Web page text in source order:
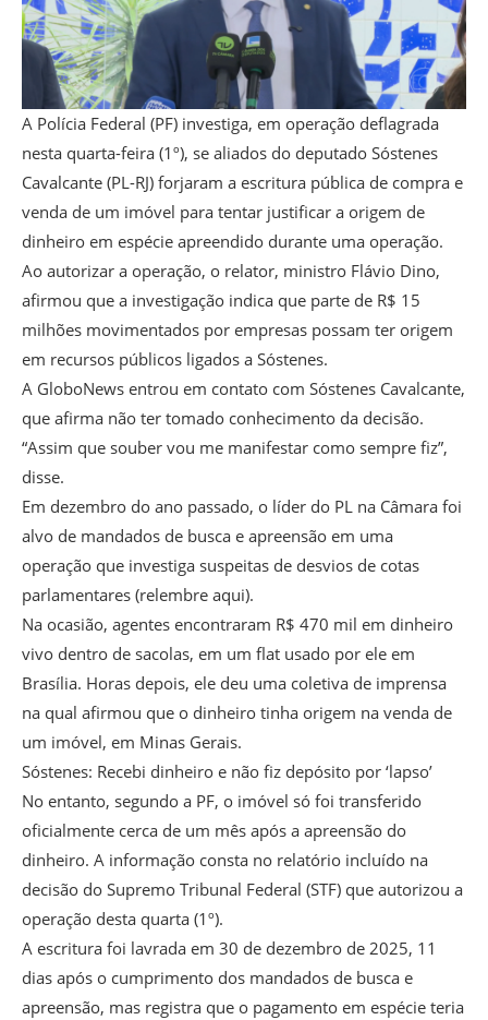
A Polícia Federal (PF) investiga, em operação deflagrada
nesta quarta-feira (1º), se aliados do deputado Sóstenes
Cavalcante (PL-RJ) forjaram a escritura pública de compra e
venda de um imóvel para tentar justificar a origem de
dinheiro em espécie apreendido durante uma operação.
Ao autorizar a operação, o relator, ministro Flávio Dino,
afirmou que a investigação indica que parte de R$ 15
milhões movimentados por empresas possam ter origem
em recursos públicos ligados a Sóstenes.
A GloboNews entrou em contato com Sóstenes Cavalcante,
que afirma não ter tomado conhecimento da decisão.
“Assim que souber vou me manifestar como sempre fiz”,
disse.
Em dezembro do ano passado, o líder do PL na Câmara foi
alvo de mandados de busca e apreensão em uma
operação que investiga suspeitas de desvios de cotas
parlamentares (relembre aqui).
Na ocasião, agentes encontraram R$ 470 mil em dinheiro
vivo dentro de sacolas, em um flat usado por ele em
Brasília. Horas depois, ele deu uma coletiva de imprensa
na qual afirmou que o dinheiro tinha origem na venda de
um imóvel, em Minas Gerais.
Sóstenes: Recebi dinheiro e não fiz depósito por ‘lapso’
No entanto, segundo a PF, o imóvel só foi transferido
oficialmente cerca de um mês após a apreensão do
dinheiro. A informação consta no relatório incluído na
decisão do Supremo Tribunal Federal (STF) que autorizou a
operação desta quarta (1º).
A escritura foi lavrada em 30 de dezembro de 2025, 11
dias após o cumprimento dos mandados de busca e
apreensão, mas registra que o pagamento em espécie teria